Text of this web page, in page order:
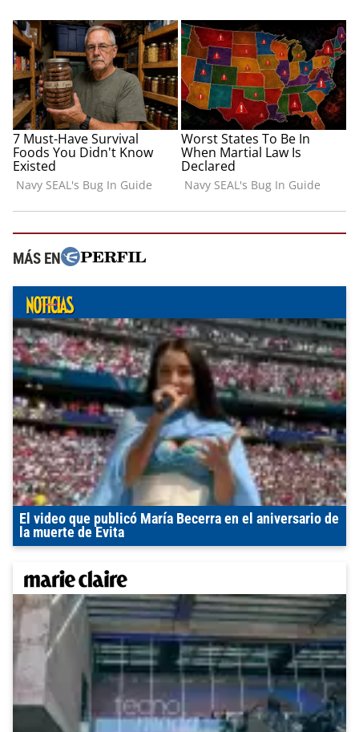
MÁS EN
El video que publicó María Becerra en el aniversario de
la muerte de Evita